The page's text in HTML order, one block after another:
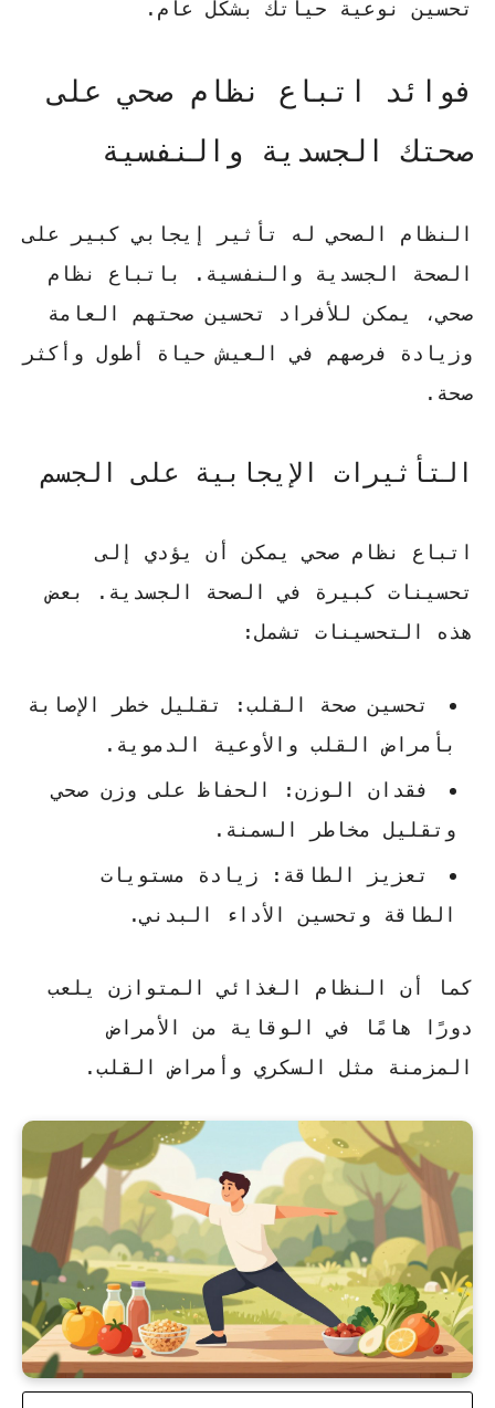
تحسين نوعية حياتك بشكل عام.
فوائد اتباع نظام صحي على
صحتك الجسدية والنفسية
النظام الصحي له تأثير إيجابي كبير على
الصحة الجسدية والنفسية. باتباع نظام
صحي، يمكن للأفراد تحسين صحتهم العامة
وزيادة فرصهم في العيش حياة أطول وأكثر
صحة.
التأثيرات الإيجابية على الجسم
اتباع نظام صحييمكن أن يؤدي إلى
تحسينات كبيرة في الصحة الجسدية. بعض
هذه التحسينات تشمل:
تحسين صحة القلب: تقليل خطر الإصابة
بأمراض القلب والأوعية الدموية.
فقدان الوزن: الحفاظ على وزن صحي
وتقليل مخاطر السمنة.
تعزيز الطاقة : زيادة مستويات
الطاقة وتحسين الأداء البدني.
كما أن النظام الغذائي المتوازن يلعب
دورًا هامًا في الوقاية من الأمراض
المزمنة مثل السكري وأمراض القلب.